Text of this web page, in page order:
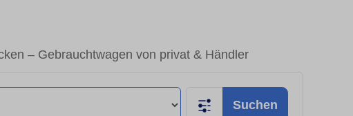
– Gebrauchtwagen von privat & Händler
Suchen